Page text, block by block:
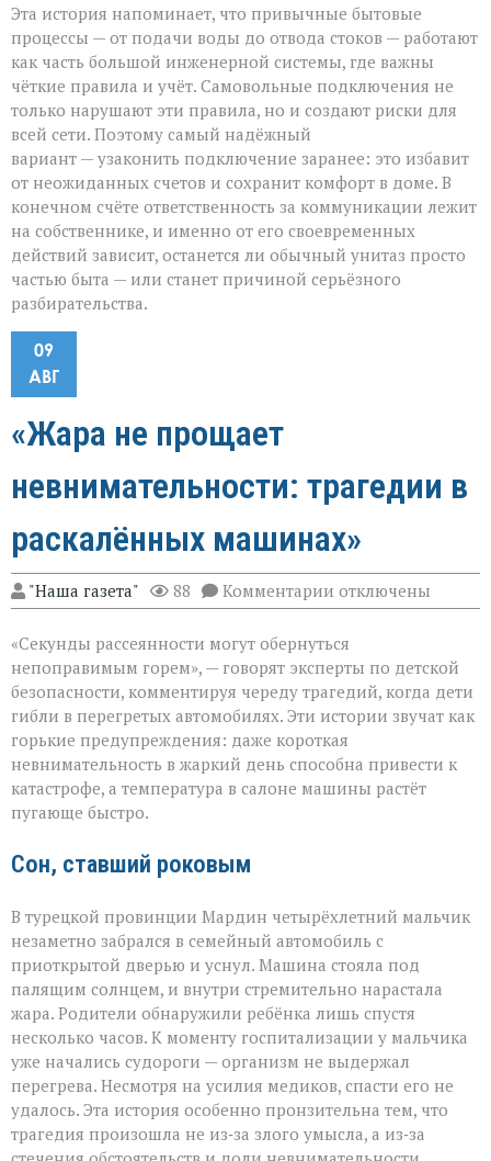
Эта история напоминает, что привычные бытовые
процессы — от подачи воды до отвода стоков — работают
как часть большой инженерной системы, где важны
чёткие правила и учёт. Самовольные подключения не
только нарушают эти правила, но и создают риски для
всей сети. Поэтому самый надёжный
вариант — узаконить подключение заранее: это избавит
от неожиданных счетов и сохранит комфорт в доме. В
конечном счёте ответственность за коммуникации лежит
на собственнике, и именно от его своевременных
действий зависит, останется ли обычный унитаз просто
частью быта — или станет причиной серьёзного
разбирательства.
09
АВГ
«Жара не прощает
невнимательности: трагедии в
раскалённых машинах»
"Наша газета" 88 Комментарии к
записи
не
прощает
невнимательности:
трагедии
в
раскалённых
машинах»
отключены
«Секунды рассеянности могут обернуться
непоправимым горем», — говорят эксперты по детской
безопасности, комментируя череду трагедий, когда дети
гибли в перегретых автомобилях. Эти истории звучат как
горькие предупреждения: даже короткая
невнимательность в жаркий день способна привести к
катастрофе, а температура в салоне машины растёт
пугающе быстро.
Сон, ставший роковым
В турецкой провинции Мардин четырёхлетний мальчик
незаметно забрался в семейный автомобиль с
приоткрытой дверью и уснул. Машина стояла под
палящим солнцем, и внутри стремительно нарастала
жара. Родители обнаружили ребёнка лишь спустя
несколько часов. К моменту госпитализации у мальчика
уже начались судороги — организм не выдержал
перегрева. Несмотря на усилия медиков, спасти его не
удалось. Эта история особенно пронзительна тем, что
трагедия произошла не из‑за злого умысла, а из‑за